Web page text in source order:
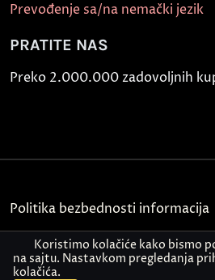
Prevođenje sa/na nemački jezik
PRATITE NAS
Preko 2.000.000 zadovoljnih
Politika bezbednosti informacija
Kontakt
Koristimo kolačiće kako bismo
na sajtu. Nastavkom pregledanja
kolačića.